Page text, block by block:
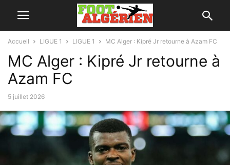
Accueil LIGUE 1 LIGUE 1 MC Alger : Kipré Jr retourne à Azam FC
MC Alger : Kipré Jr retourne à
Azam FC
5 juillet 2026